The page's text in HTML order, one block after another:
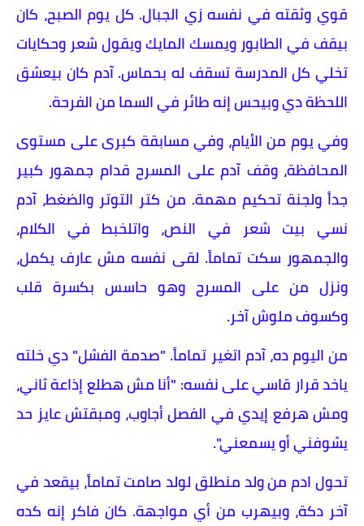
قوي وثقته في نفسه زي الجبال. كل يوم الصبح، كان
بيقف في الطابور ويمسك المايك ويقول شعر وحكايات
تخلي كل المدرسة تسقف له بحماس. آدم كان بيعشق
اللحظة دي وبيحس إنه طائر في السما من الفرحة.
وفي يوم من الأيام، وفي مسابقة كبرى على مستوى
المحافظة، وقف آدم على المسرح قدام جمهور كبير
جداً ولجنة تحكيم مهمة. من كتر التوتر والضغط، آدم
نسي بيت شعر في النص، واتلخبط في الكلام،
والجمهور سكت تماماً. لقى نفسه مش عارف يكمل،
ونزل من على المسرح وهو حاسس بكسرة قلب
وكسوف ملوش آخر.
من اليوم ده، آدم اتغير تماماً. "صدمة الفشل" دي خلته
ياخد قرار قاسي على نفسه: "أنا مش هطلع إذاعة ثاني،
ومش هرفع إيدي في الفصل أجاوب، ومبقتش عايز حد
يشوفني أو يسمعني".
تحول ادم من ولد منطلق لولد صامت تماماً، بيقعد في
آخر دكة، وبيهرب من أي مواجهة. كان فاكر إنه كده